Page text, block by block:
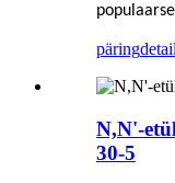
päringdetail
N,N'-
30-5